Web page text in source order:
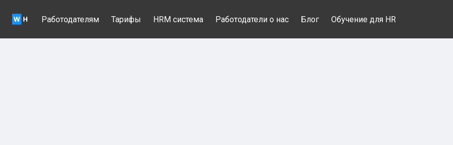
Работодателям Тарифы HRM система Работодатели о нас Блог Обучение для HR